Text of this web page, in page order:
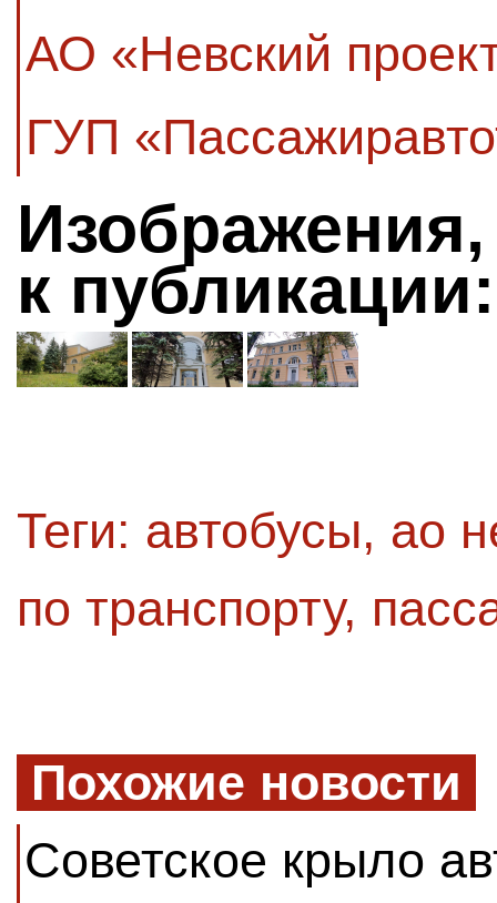
АО «Невский
ГУП
к публикации:
Теги: автобусы, ао
по транспорту,
Похожие новости
Советское крыло